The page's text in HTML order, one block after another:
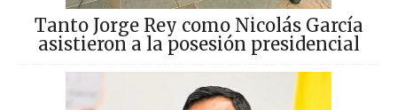
Tanto Jorge Rey como Nicolás García
asistieron a la posesión presidencial